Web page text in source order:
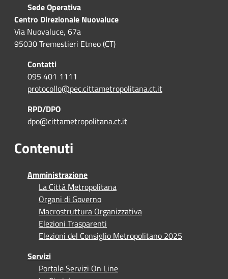
Sede Operativa
Centro Direzionale Nuovaluce
Via Nuovaluce, 67a
95030 Tremestieri Etneo (CT)
Contatti
095 401 1111
protocollo@pec.cittametropolitana.ct.it
RPD/DPO
dpo@cittametropolitana.ct.it
Contenuti
Amministrazione
La Città Metropolitana
Organi di Governo
Macrostruttura Organizzativa
Elezioni Trasparenti
Elezioni del Consiglio Metropolitano 2025
Servizi
Portale Servizi On Line